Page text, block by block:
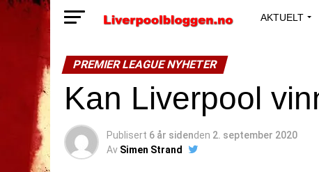
AKTUELT
PREMIER LEAGUE NYHETER
Kan Liverpool
Publisert 6 år sidenden 2. september 2020
Av Simen Strand